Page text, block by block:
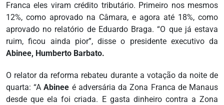
Franca eles viram crédito tributário. Primeiro nos mesmos
12%, como aprovado na Câmara, e agora até 18%, como
aprovado no relatório de Eduardo Braga. “O que já estava
ruim, ficou ainda pior”, disse o presidente executivo da
Abinee, Humberto Barbato.
O relator da reforma rebateu durante a votação da noite de
quarta: “AAbinee é adversária da Zona Franca de Manaus
desde que ela foi criada. E gasta dinheiro contra a Zona